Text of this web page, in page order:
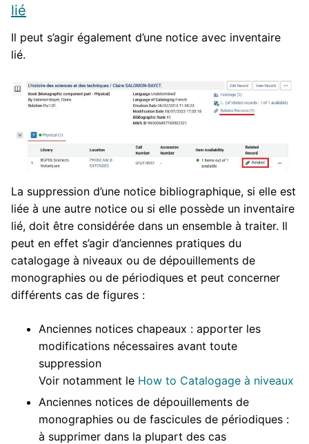
lié
Il peut s’agir également d’une notice avec inventaire
lié.
La suppression d’une notice bibliographique, si elle est
liée à une autre notice ou si elle possède un inventaire
lié, doit être considérée dans un ensemble à traiter. Il
peut en effet s’agir d’anciennes pratiques du
catalogage à niveaux ou de dépouillements de
monographies ou de périodiques et peut concerner
différents cas de figures :
Anciennes notices chapeaux : apporter les
modifications nécessaires avant toute
suppression
Voir notamment le How to Catalogage à niveaux
Anciennes notices de dépouillements de
monographies ou de fascicules de périodiques :
à supprimer dans la plupart des cas